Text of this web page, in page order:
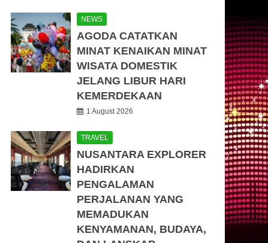
NEWS
AGODA CATATKAN
MINAT KENAIKAN MINAT
WISATA DOMESTIK
JELANG LIBUR HARI
KEMERDEKAAN
1 August 2026
TRAVEL
NUSANTARA EXPLORER
HADIRKAN
PENGALAMAN
PERJALANAN YANG
MEMADUKAN
KENYAMANAN, BUDAYA,